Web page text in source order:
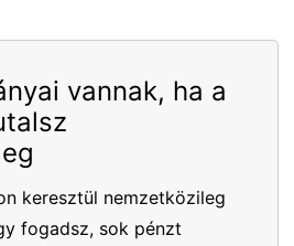
vannak, ha a
keresztül nemzetközileg
fogadsz, sok pénzt